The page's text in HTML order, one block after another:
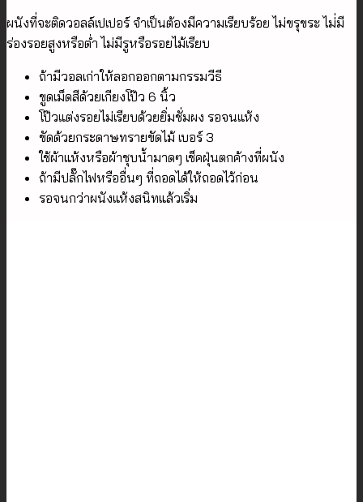
ผนังที่จะติดวอลล์เปเปอร์ จำเป็นต้องมีความเรียบร้อย ไม่ขรุขระ ไม่่มี
ร่องรอยสูงหรือต่ำ ไม่มีรูหรือรอยไม้เรียบ
ถ้ามีวอลเก่าให้ลอกออกตามกรรมวีธี
ขูดเม็ดสีด้วยเกียงโป๊ว 6 นิ้ว
โป๊วแต่งรอยไม่เรียบด้วยยิ่มชั่มผง รอจนแห้ง
ขัดด้วยกระดาษทรายขัดไม้ เบอร์ 3
ใช้ผ้าแห้งหรือผ้าชุบน้ำมาดๆ เช็คฝุ่นตกค้างที่ผนัง
ถ้ามีปลั๊กไฟหรืออื่นๆ ที่ถอดได้ให้ถอดไว้ก่อน
รอจนกว่าผนังแห้งสนิทแล้วเริ่ม